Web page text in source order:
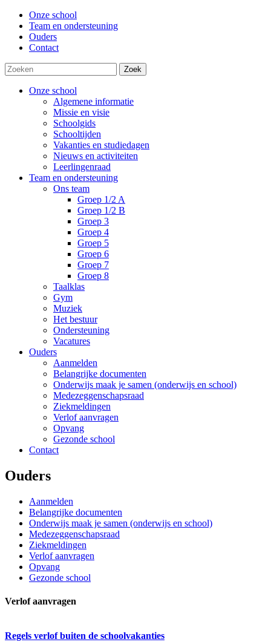
Onze school
Team en ondersteuning
Ouders
Contact
Zoek
Onze school
Algemene informatie
Missie en visie
Schoolgids
Schooltijden
Vakanties en studiedagen
Nieuws en activiteiten
Leerlingenraad
Team en ondersteuning
Ons team
Groep 1/2 A
Groep 1/2 B
Groep 3
Groep 4
Groep 5
Groep 6
Groep 7
Groep 8
Taalklas
Gym
Muziek
Het bestuur
Ondersteuning
Vacatures
Ouders
Aanmelden
Belangrijke documenten
Onderwijs maak je samen (onderwijs en school)
Medezeggenschapsraad
Ziekmeldingen
Verlof aanvragen
Opvang
Gezonde school
Contact
Ouders
Aanmelden
Belangrijke documenten
Onderwijs maak je samen (onderwijs en school)
Medezeggenschapsraad
Ziekmeldingen
Verlof aanvragen
Opvang
Gezonde school
Verlof aanvragen
Regels verlof buiten de schoolvakanties